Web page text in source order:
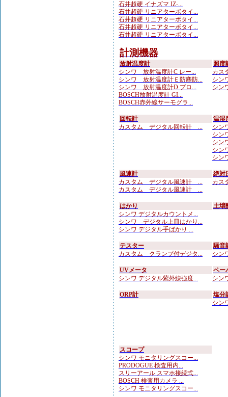
石井超硬 イナズマ IZ-...
石井超硬 リニアターボタイ...
石井超硬 リニアターボタイ...
石井超硬 リニアターボタイ...
石井超硬 リニアターボタイ...
計測機器
放射温度計
シンワ 放射温度計C レー...
シンワ 放射温度計Ｅ防塵防...
シンワ 放射温度計D プロ...
BOSCH放射温度計 GI...
BOSCH赤外線サーモグラ...
照度
カス
シン
シン
回転計
カスタム デジタル回転計 ...
温湿
シン
シン
シン
シン
シン
風速計
カスタム デジタル風速計 ...
カスタム デジタル風速計 ...
絶対
カス
はかり
シンワ デジタルカウントメ...
シンワ デジタル上皿はかり...
シンワ デジタル手ばかり ...
土壌
テスター
カスタム クランプ付デジタ...
騒音
シン
UVメータ
シンワ デジタル紫外線強度...
ペー
シン
ORP計
塩分
シン
スコープ
シンワ モニタリングスコー...
PRODOGUE 検査用内...
スリーアール スマホ接続式...
BOSCH 検査用カメラ ...
シンワ モニタリングスコー...